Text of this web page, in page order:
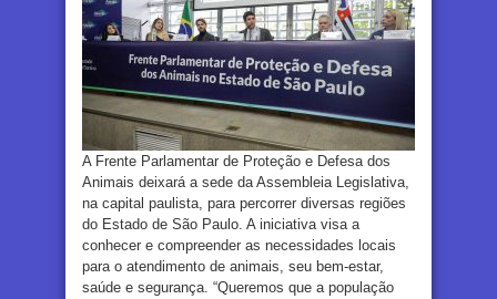
A Frente Parlamentar de Proteção e Defesa dos
Animais deixará a sede da Assembleia Legislativa,
na capital paulista, para percorrer diversas regiões
do Estado de São Paulo. A iniciativa visa a
conhecer e compreender as necessidades locais
para o atendimento de animais, seu bem-estar,
saúde e segurança. “Queremos que a população